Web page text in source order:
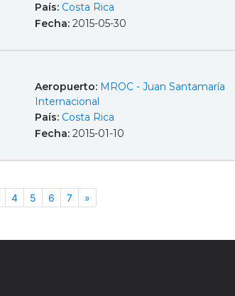
País: Costa Rica
Fecha: 2015-05-30
Aeropuerto: MROC - Juan Santamaría
Internacional
País: Costa Rica
Fecha: 2015-01-10
4 5 6 7 »